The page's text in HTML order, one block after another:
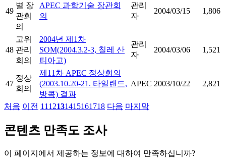
49
별 장
관회
의
APEC 과학기술 장관회
의
관리
자
2004/03/15 1,806
48
고위
관리
회의
2004년 제1차
SOM(2004.3.2-3, 칠레 산
티아고)
관리
자
2004/03/06 1,521
47
정상
회의
제11차 APEC 정상회의
(2003.10.20-21. 타일랜드,
방콕) 결과
APEC 2003/10/22 2,821
처음 이전 11 12131415161718 다음 마지막
콘텐츠 만족도 조사
이 페이지에서 제공하는 정보에 대하여 만족하십니까?